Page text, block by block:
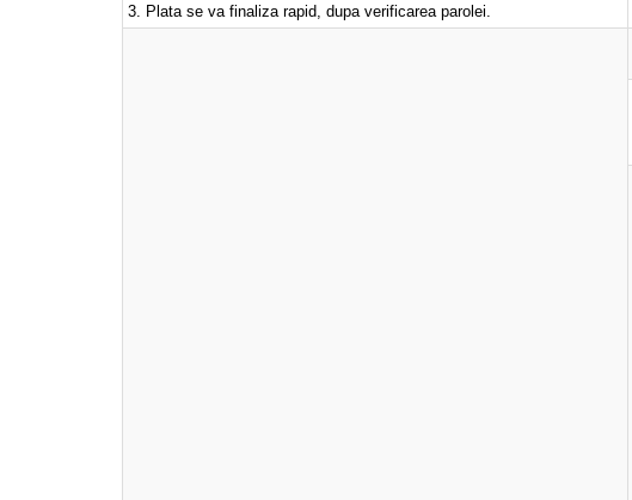
3. Plata se va finaliza rapid, dupa verificarea parolei.